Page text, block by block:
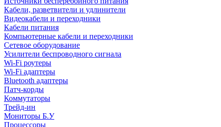
Кабели, разветвители и удлинители
Видеокабели и переходники
Кабели питания
Компьютерные кабели и переходники
Сетевое оборудование
Усилители беспроводного сигнала
Wi-Fi роутеры
Wi-Fi адаптеры
Bluetooth адаптеры
Патч-корды
Коммутаторы
Трейд-ин
Мониторы Б.У
Процессоры